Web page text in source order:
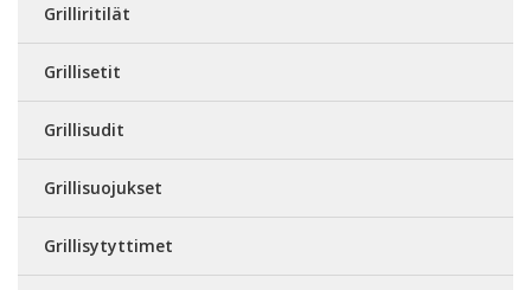
Grilliritilät
Grillisetit
Grillisudit
Grillisuojukset
Grillisytyttimet